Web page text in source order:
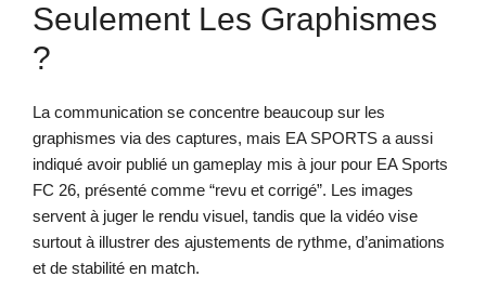
Seulement Les Graphismes
?
La communication se concentre beaucoup sur les
graphismes via des captures, mais EA SPORTS a aussi
indiqué avoir publié un gameplay mis à jour pour EA Sports
FC 26, présenté comme “revu et corrigé”. Les images
servent à juger le rendu visuel, tandis que la vidéo vise
surtout à illustrer des ajustements de rythme, d’animations
et de stabilité en match.